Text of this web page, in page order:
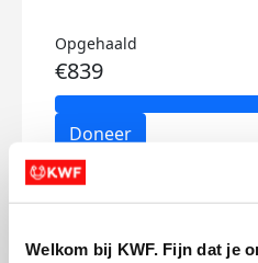
Welkom bij KWF. Fijn dat je
Opgehaald
€839
Doneer
Emir's